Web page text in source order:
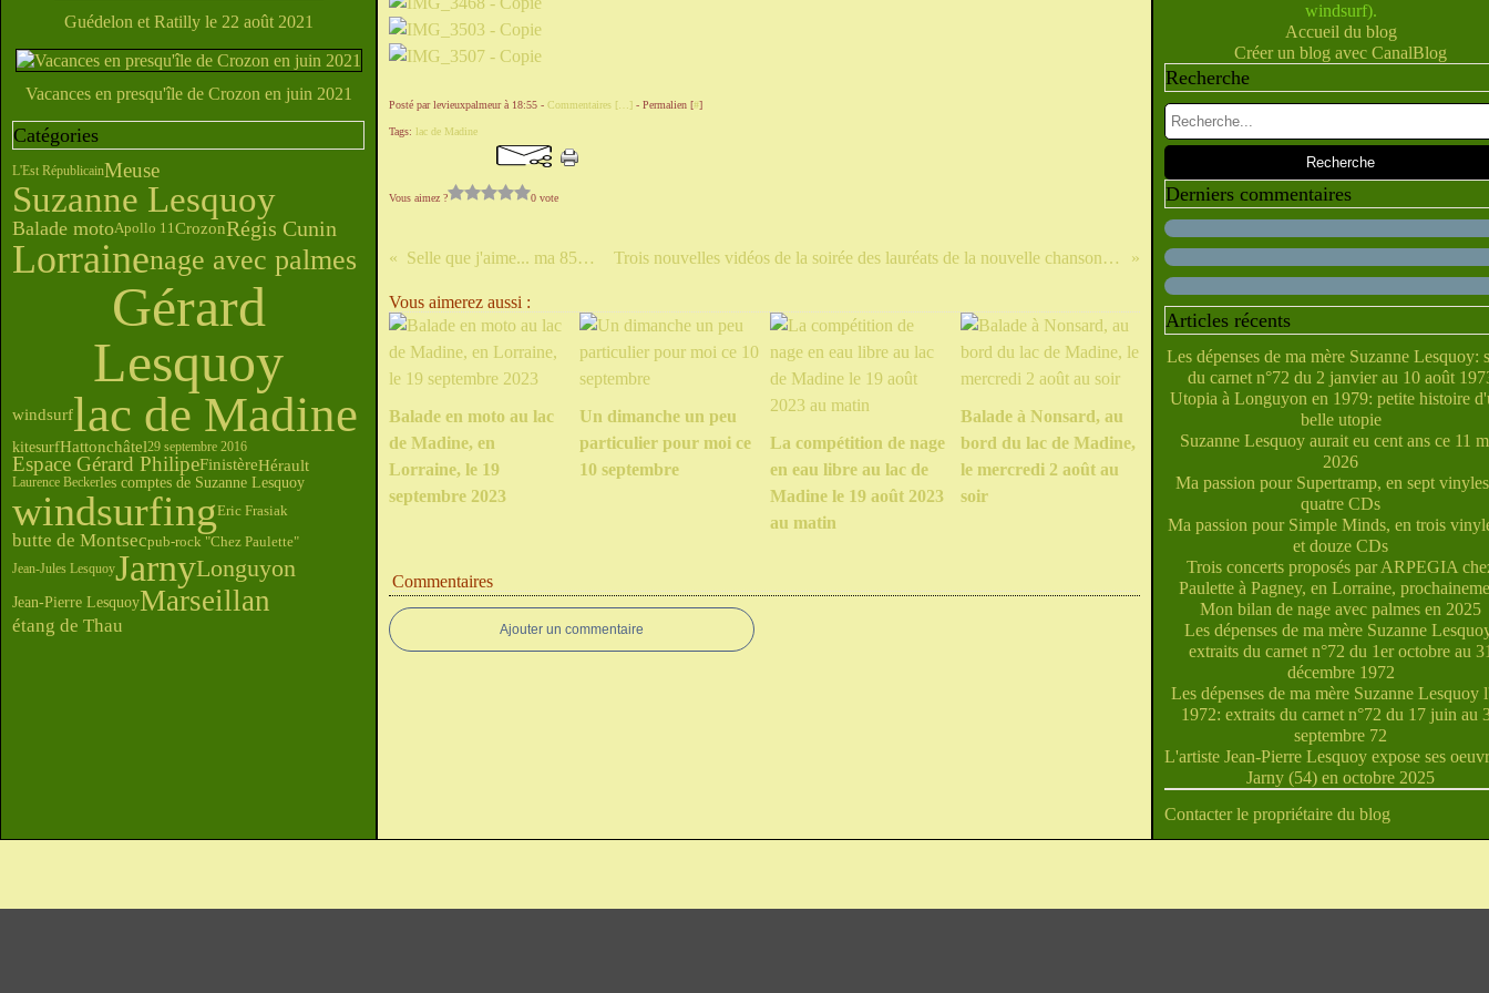
Guédelon et Ratilly le 22 août 2021
Vacances en presqu'île de Crozon en juin 2021
Catégories
L'Est RépublicainMeuse
Suzanne Lesquoy
Balade motoApollo 11CrozonRégis Cunin
Lorrainenage avec palmes
Gérard
Lesquoy
windsurflac de Madine
kitesurfHattonchâtel29 septembre 2016
Espace Gérard PhilipeFinistèreHérault
Laurence Beckerles comptes de Suzanne Lesquoy
windsurfingEric Frasiak
butte de Montsecpub-rock "Chez Paulette"
Jean-Jules LesquoyJarnyLonguyon
Jean-Pierre LesquoyMarseillan
étang de Thau
Posté par levieuxpalmeur à 18:55 - Commentaires [ ] - Permalien [#]
Tags: lac de Madine
Vous aimez ? 0 vote
Selle que j'aime... ma 850GS! Trois nouvelles vidéos de la soirée des lauréats de la nouvelle chanson le 28 mai
Vous aimerez aussi :
Balade en moto au lac
de Madine, en
Lorraine, le 19
septembre 2023
Un dimanche un peu
particulier pour moi ce
10 septembre
La compétition de nage
en eau libre au lac de
Madine le 19 août 2023
au matin
Balade à Nonsard, au
bord du lac de Madine,
le mercredi 2 août au
soir
Commentaires
Ajouter un commentaire
Février(10)
Janvier(14)
Mars(9)
Février(10)
Janvier(10)
Avril(5)
Mars(5)
Février(7)
Mai(10)
Avril(5)
Mars(6)
Janvier(6)
Juin(28)
Mai(28)
Avril(21)
Février(31)
Juillet(40)
Juin(27)
Mai(31)
Mars(38)
Janvier(35)
windsurf).
Accueil du blog
Créer un blog avec CanalBlog
Recherche
Derniers commentaires
Articles récents
Les dépenses de ma mère Suzanne Lesquoy:
du carnet n°72 du 2 janvier au 10 août
Utopia à Longuyon en 1979: petite histoire
belle utopie
Suzanne Lesquoy aurait eu cent ans ce 11
2026
Ma passion pour Supertramp, en sept
quatre CDs
Ma passion pour Simple Minds, en trois
et douze CDs
Trois concerts proposés par ARPEGIA
Paulette à Pagney, en Lorraine,
Mon bilan de nage avec palmes en 2025
Les dépenses de ma mère Suzanne
extraits du carnet n°72 du 1er octobre au
décembre 1972
Les dépenses de ma mère Suzanne Lesquoy
1972: extraits du carnet n°72 du 17 juin au
septembre 72
L'artiste Jean-Pierre Lesquoy expose ses
Jarny (54) en octobre 2025
Contacter le propriétaire du blog